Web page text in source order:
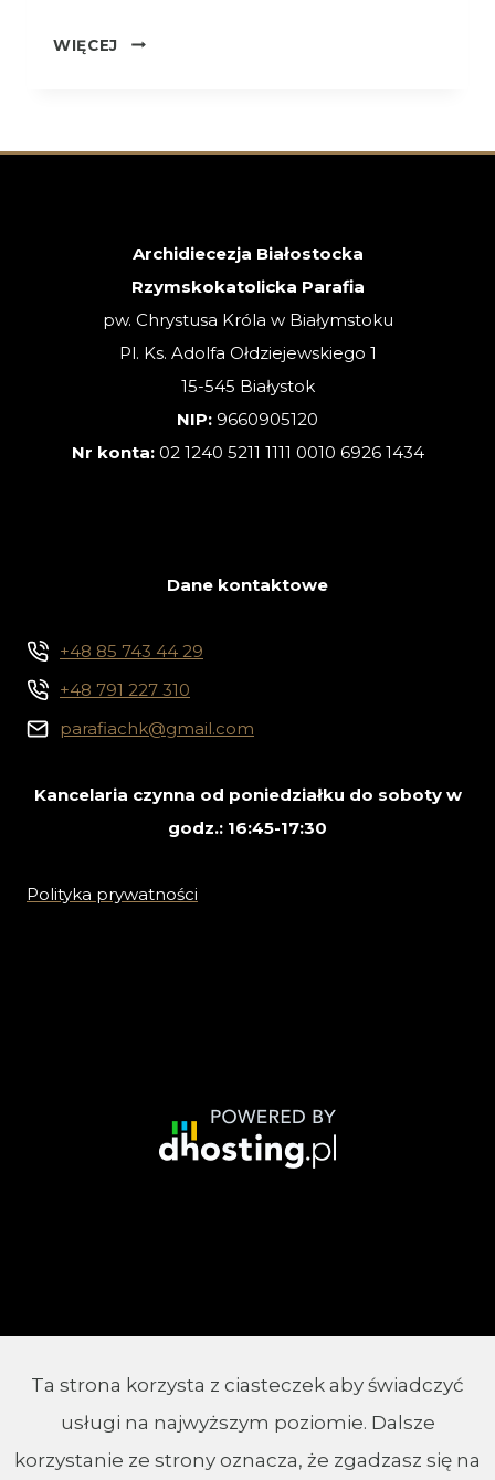
WIĘCEJ
OGŁOSZENIA
XVII
Archidiecezja Białostocka
Rzymskokatolicka Parafia
pw. Chrystusa Króla w Białymstoku
Pl. Ks. Adolfa Ołdziejewskiego 1
15-545 Białystok
NIP: 9660905120
Nr konta: 02 1240 5211 1111 0010 6926 1434
Dane kontaktowe
+48 85 743 44 29
+48 791 227 310
parafiachk@gmail.com
Kancelaria czynna od poniedziałku do soboty w
godz.: 16:45-17:30
Polityka prywatności
Ta strona korzysta z ciasteczek aby świadczyć
usługi na najwyższym poziomie. Dalsze
korzystanie ze strony oznacza, że zgadzasz się na